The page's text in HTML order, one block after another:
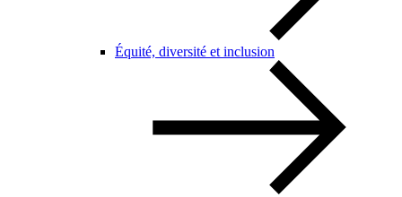
Équité, diversité et inclusion